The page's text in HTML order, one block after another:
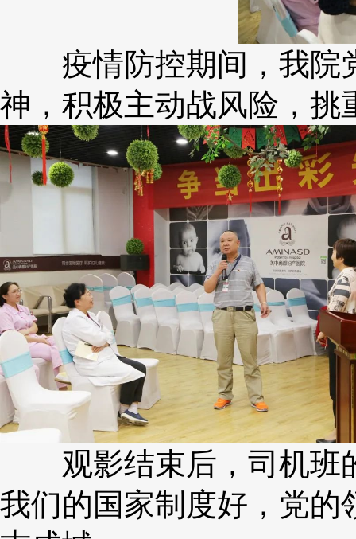
疫情防控期间，我院
神，积极主动战风险，挑
观影结束后，司机班
我们的国家制度好，党的